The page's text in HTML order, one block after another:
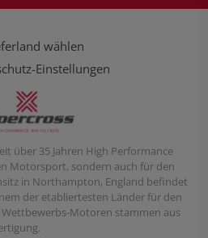
wählen
Einstellungen
über 35 Jahren High Performance
Motorsport, sondern auch für den
in Northampton, England befindet
der etabliertesten Länder für den
Motoren stammen aus